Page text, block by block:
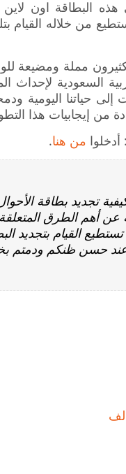
هذه البطاقة اون
من خلاله القيام
الكثيرون مملة
السعودية لإحداث
إلى حياتنا اليومية
من إيجابيات هذا
من هنا.
تجديد بطاقة
تحدثنا فيه عن أهم الطرق
القيام بتجديد
حسن ظنكم ودمتم